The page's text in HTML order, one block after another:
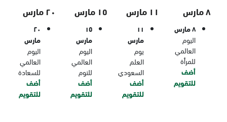
٨ مارس
٨ مارس
اليوم
العالمي
للمرأة
أضف
للتقويم
١١ مارس
١١
مارس
يوم
العلم
السعودي
أضف
للتقويم
١٥ مارس
١٥
مارس
اليوم
العالمي
للنوم
أضف
للتقويم
٢٠ مارس
٢٠
مارس
اليوم
العالمي
للسعادة
أضف
للتقويم